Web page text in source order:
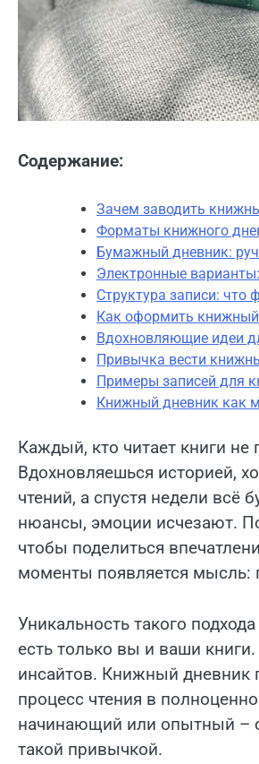
Содержание:
Зачем заводить
Форматы книжного
Бумажный дневник:
Электронные
Структура записи: что
Как оформить книжный
Вдохновляющие идеи
Привычка вести
Примеры записей для
Книжный дневник как
Каждый, кто читает книги
Вдохновляешься историей,
чтений, а спустя недели всё
нюансы, эмоции исчезают.
чтобы поделиться
моменты появляется мысль:
Уникальность такого
есть только вы и ваши
инсайтов. Книжный дневник
процесс чтения в
начинающий или опытный –
такой привычкой.